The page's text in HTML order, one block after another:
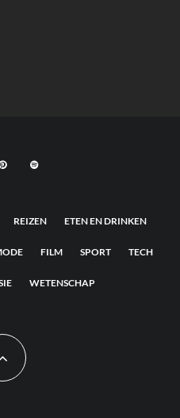
REIZEN ETEN EN DRINKEN
FILM SPORT TECH
WETENSCHAP